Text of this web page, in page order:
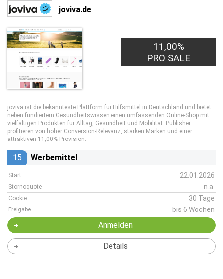
joviva.de
11,00%
PRO SALE
joviva ist die bekannteste Plattform für Hilfsmittel in Deutschland und bietet
neben fundiertem Gesundheitswissen einen umfassenden Online-Shop mit
vielfältigen Produkten für Alltag, Gesundheit und Mobilität. Publisher
profitieren von hoher Conversion-Relevanz, starken Marken und einer
attraktiven 11,00% Provision.
15 Werbemittel
Start 22.01.2026
Stornoquote n.a.
Cookie 30 Tage
Freigabe bis 6 Wochen
Anmelden
Details